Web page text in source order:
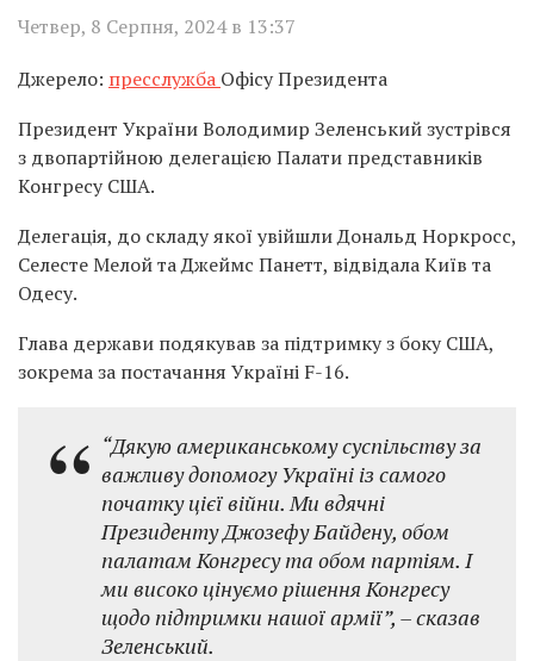
Четвер, 8 Серпня, 2024 в 13:37
Джерело: пресслужба Офісу Президента
Президент України Володимир Зеленський зустрівся
з двопартійною делегацією Палати представників
Конгресу США.
Делегація, до складу якої увійшли Дональд Норкросс,
Селесте Мелой та Джеймс Панетт, відвідала Київ та
Одесу.
Глава держави подякував за підтримку з боку США,
зокрема за постачання Україні F-16.
“Дякую американському суспільству за
важливу допомогу Україні із самого
початку цієї війни. Ми вдячні
Президенту Джозефу Байдену, обом
палатам Конгресу та обом партіям. І
ми високо цінуємо рішення Конгресу
щодо підтримки нашої армії”, – сказав
Зеленський.